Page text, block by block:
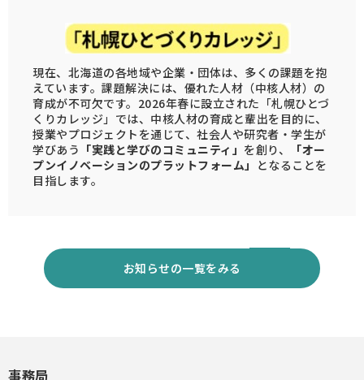
現在、北海道の各地域や企業・団体は、多くの課題を抱
えています。課題解決には、優れた人材（中核人材）の
育成が不可欠です。2026年春に設立された「札幌ひとづ
くりカレッジ」では、中核人材の育成と輩出を目的に、
授業やプロジェクトを通じて、社会人や研究者・学生が
学びあう 「実践と学びのコミュニティ」 を創り、
「オー
プンイノベーションのプラットフォーム」 となることを
目指します。
お知らせの一覧をみる
事務局